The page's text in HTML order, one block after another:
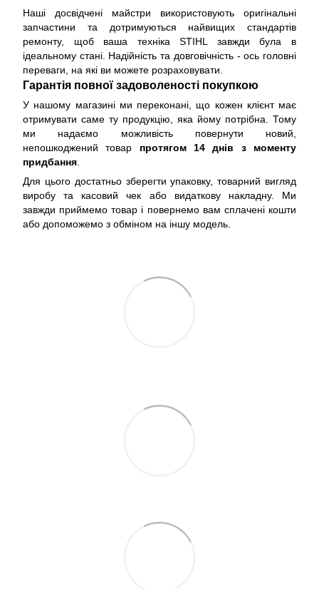
Наші досвідчені майстри використовують оригінальні
запчастини та дотримуються найвищих стандартів
ремонту, щоб ваша техніка STIHL завжди була в
ідеальному стані. Надійність та довговічність - ось головні
переваги, на які ви можете розраховувати.
Гарантія повної задоволеності покупкою
У нашому магазині ми переконані, що кожен клієнт має
отримувати саме ту продукцію, яка йому потрібна. Тому
ми надаємо можливість повернути новий,
непошкоджений товар протягом 14 днів з моменту
придбання
Для цього достатньо зберегти упаковку, товарний вигляд
виробу та касовий чек або видаткову накладну. Ми
завжди приймемо товар і повернемо вам сплачені кошти
або допоможемо з обміном на іншу модель.